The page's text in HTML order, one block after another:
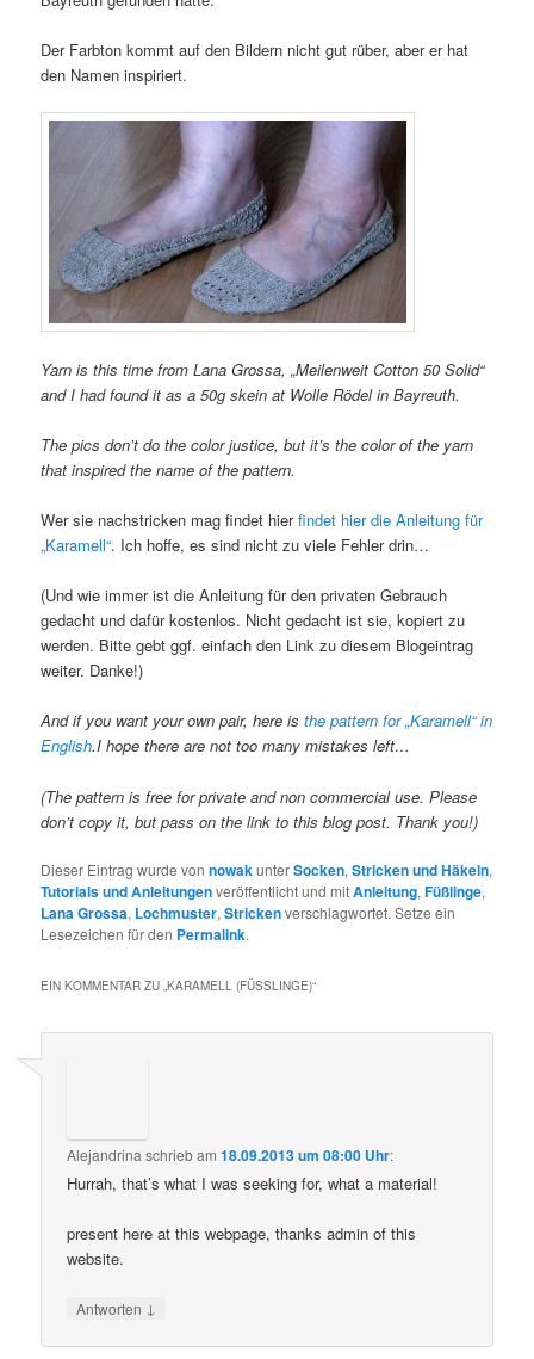
Der Farbton kommt auf den Bildern nicht gut rüber, aber er hat
den Namen inspiriert.
Yarn is this time from Lana Grossa, „Meilenweit Cotton 50 Solid“
and I had found it as a 50g skein at Wolle Rödel in Bayreuth.
The pics don’t do the color justice, but it’s the color of the yarn
that inspired the name of the pattern.
Wer sie nachstricken mag findet hierfindet hier die Anleitung für
„Karamell“. Ich hoffe, es sind nicht zu viele Fehler drin…
(Und wie immer ist die Anleitung für den privaten Gebrauch
gedacht und dafür kostenlos. Nicht gedacht ist sie, kopiert zu
werden. Bitte gebt ggf. einfach den Link zu diesem Blogeintrag
weiter. Danke!)
And if you want your own pair, here isthe pattern for „Karamell“ in
English.I hope there are not too many mistakes left…
(The pattern is free for private and non commercial use. Please
don’t copy it, but pass on the link to this blog post. Thank you!)
Dieser Eintrag wurde vonnowakunterSocken,Stricken und Häkeln,
Tutorials und Anleitungenveröffentlicht und mitAnleitung,Füßlinge,
Lana Grossa, Lochmuster,Strickenverschlagwortet. Setze ein
Lesezeichen für den Permalink.
EIN KOMMENTAR ZU „KARAMELL (FÜSSLINGE) “
Alejandrina schriebam18.09.2013 um 08:00 Uhr:
Hurrah, that’s what I was seeking for, what a material!
present here at this webpage, thanks admin of this
website.
Antworten ↓